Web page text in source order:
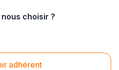
choisir ?
adhérent